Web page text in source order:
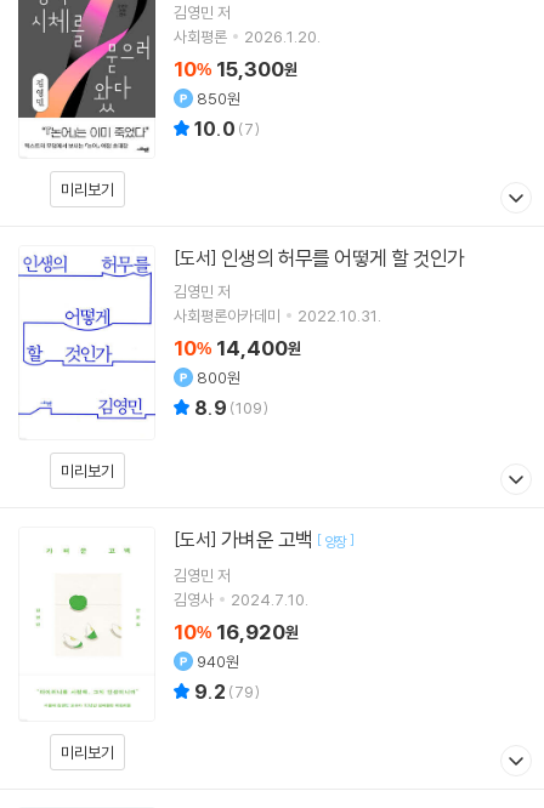
미리보기
김영민 저
사회평론
2026.1.20.
10% 15,300원
850원
10.0 (7)
미리보기
[도서] 인생의 허무를 어떻게 할 것인가
김영민 저
사회평론아카데미
2022.10.31.
10% 14,400원
800원
8.9 (109)
미리보기
[도서] 가벼운 고백 [ 양장]
김영민 저
김영사
2024.7.10.
10% 16,920원
940원
9.2 (79)